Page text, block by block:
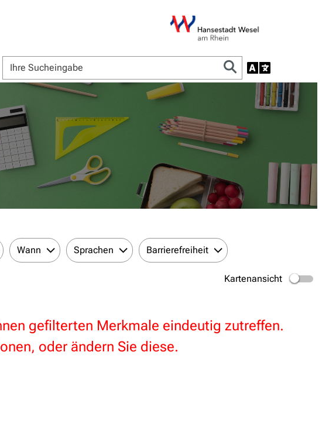
Wann Sprachen Barrierefreiheit
Kartenansicht
gefilterten Merkmale eindeutig zutreffen.
oder ändern Sie diese.